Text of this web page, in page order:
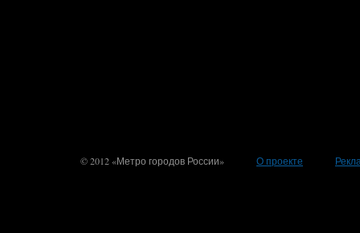
© 2012 «Метро городов России» О проекте